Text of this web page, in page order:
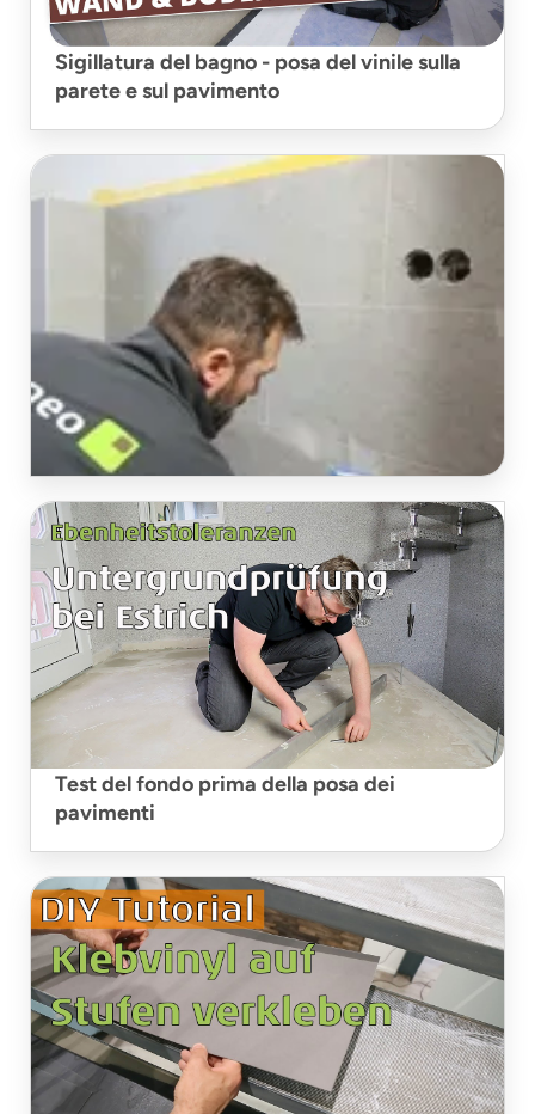
Sigillatura del bagno - posa del vinile sulla
parete e sul pavimento
Stuccatura di piastrelle viniliche
Test del fondo prima della posa dei
pavimenti